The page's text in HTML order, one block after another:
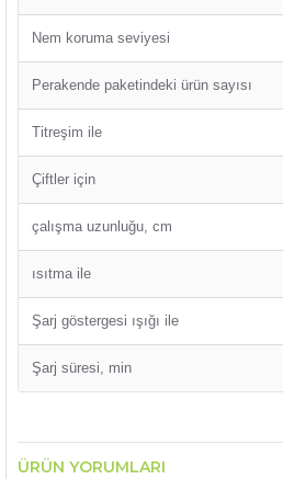
Nem koruma seviyesi
Perakende paketindeki ürün sayısı
Titreşim ile
Çiftler için
çalışma uzunluğu, cm
ısıtma ile
Şarj göstergesi ışığı ile
Şarj süresi, min
ÜRÜN YORUMLARI